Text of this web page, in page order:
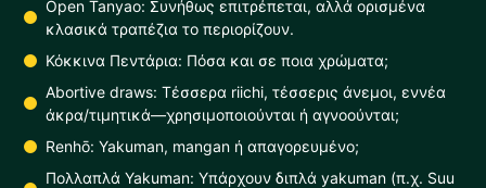
Open Tanyao: Συνήθως επιτρέπεται, αλλά ορισμένα
κλασικά τραπέζια το περιορίζουν.
Κόκκινα Πεντάρια: Πόσα και σε ποια χρώματα;
Abortive draws: Τέσσερα riichi, τέσσερις άνεμοι, εννέα
άκρα/τιμητικά—χρησιμοποιούνται ή αγνοούνται;
Renhō: Yakuman, mangan ή απαγορευμένο;
Πολλαπλά Yakuman: Υπάρχουν διπλά yakuman (π.χ. Suu